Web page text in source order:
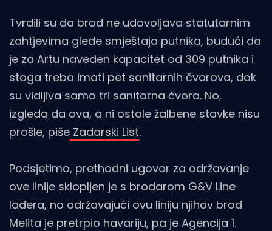
Tvrdili su da brod ne udovoljava statutarnim
zahtjevima glede smještaja putnika, budući da
je za Artu naveden kapacitet od 309 putnika i
stoga treba imati pet sanitarnih čvorova, dok
su vidljiva samo tri sanitarna čvora. No,
izgleda da ova, a ni ostale žalbene stavke nisu
prošle, piše Zadarski List.
Podsjetimo, prethodni ugovor za održavanje
ove linije sklopljen je s brodarom G&V Line
Iadera, no održavajući ovu liniju njihov brod
Melita je pretrpio havariju, pa je Agencija 1.